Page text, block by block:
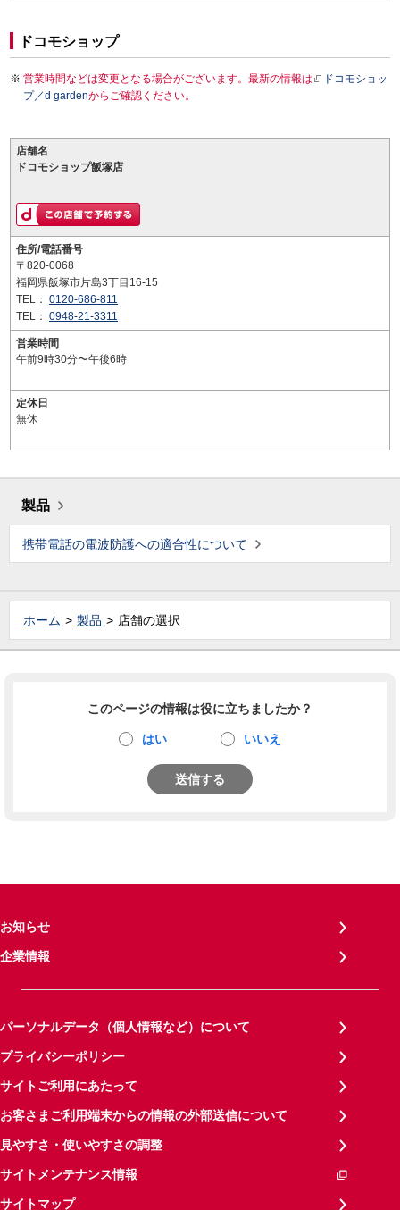
ドコモショップ
営業時間などは変更となる場合がございます。最新の情報は
ドコモショッ
プ／d gardenからご確認ください。
店舗名
ドコモショップ飯塚店
住所/電話番号
〒820-0068
福岡県飯塚市片島3丁目16-15
TEL： 0120-686-811
TEL： 0948-21-3311
営業時間
午前9時30分〜午後6時
定休日
無休
製品
携帯電話の電波防護への適合性について
ホーム 製品 店舗の選択
このページの情報は役に立ちましたか？
はい いいえ
送信する
お知らせ
企業情報
パーソナルデータ（個人情報など）について
プライバシーポリシー
サイトご利用にあたって
お客さまご利用端末からの情報の外部送信について
見やすさ・使いやすさの調整
サイトメンテナンス情報
サイトマップ